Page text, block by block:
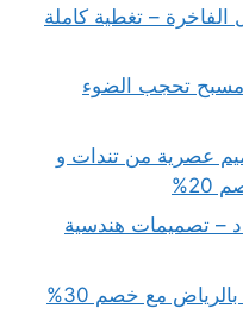
– تغطية كاملة
مسبح تحجب الضوء
عصرية من تندات و
– تصميمات هندسية
مع خصم 30%